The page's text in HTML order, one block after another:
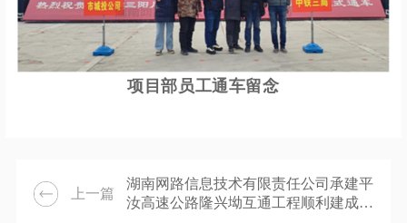
项目部员工通车留念
上一篇
湖南网路信息技术有限责任公司承建平
汝高速公路隆兴坳互通工程顺利建成通